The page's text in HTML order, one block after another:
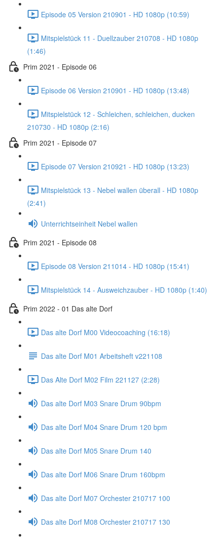
Episode 05 Version 210901 - HD 1080p (10:59)
Mitspielstück 11 - Duellzauber 210708 - HD 1080p
(1:46)
Prim 2021 - Episode 06
Episode 06 Version 210901 - HD 1080p (13:48)
Mitspielstück 12 - Schleichen, schleichen, ducken
210730 - HD 1080p (2:16)
Prim 2021 - Episode 07
Episode 07 Version 210921 - HD 1080p (13:23)
Mitspielstück 13 - Nebel wallen überall - HD 1080p
(2:41)
Unterrichtseinheit Nebel wallen
Prim 2021 - Episode 08
Episode 08 Version 211014 - HD 1080p (15:41)
Mitspielstück 14 - Ausweichzauber - HD 1080p (1:40)
Prim 2022 - 01 Das alte Dorf
Das alte Dorf M00 Videocoaching (16:18)
Das alte Dorf M01 Arbeitsheft v221108
Das Alte Dorf M02 Film 221127 (2:28)
Das alte Dorf M03 Snare Drum 90bpm
Das alte Dorf M04 Snare Drum 120 bpm
Das alte Dorf M05 Snare Drum 140
Das alte Dorf M06 Snare Drum 160bpm
Das alte Dorf M07 Orchester 210717 100
Das alte Dorf M08 Orchester 210717 130